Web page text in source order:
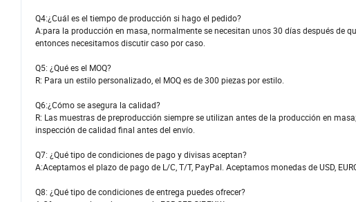
Q4:¿Cuál es el tiempo de producción si hago el pedido?
A:para la producción en masa, normalmente se necesitan unos 30 días después de
entonces necesitamos discutir caso por caso.
Q5: ¿Qué es el MOQ?
R: Para un estilo personalizado, el MOQ es de 300 piezas por estilo.
Q6:¿Cómo se asegura la calidad?
R: Las muestras de preproducción siempre se utilizan antes de la producción en
inspección de calidad final antes del envío.
Q7: ¿Qué tipo de condiciones de pago y divisas aceptan?
A:Aceptamos el plazo de pago de L/C, T/T, PayPal. Aceptamos monedas de USD,
Q8: ¿Qué tipo de condiciones de entrega puedes ofrecer?